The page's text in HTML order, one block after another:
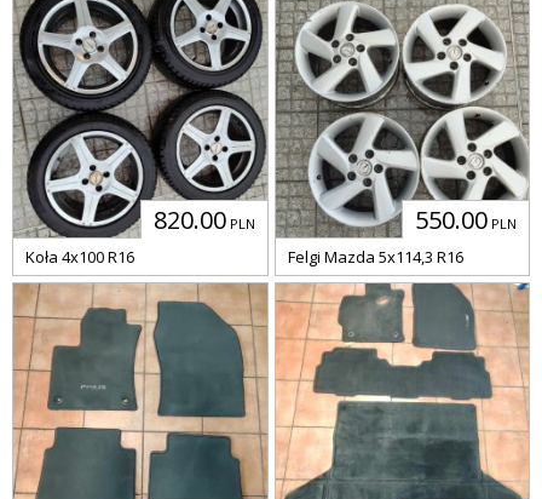
820.00 PLN
Koła 4x100 R16
550.00 PLN
Felgi Mazda 5x114,3 R16